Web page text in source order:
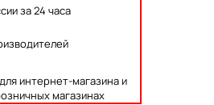
за 24 часа
интернет-магазина и
магазинах